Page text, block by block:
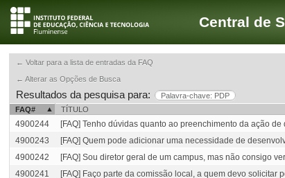
Central de
← Voltar para a lista de entradas da FAQ
← Alterar as Opções de Busca
Resultados da pesquisa para:
Palavra-chave: PDP
FAQ#
TÍTULO
4900244 [FAQ] Tenho dúvidas quanto ao preenchimento da ação
4900243
[FAQ] Quem pode adicionar uma necessidade de
4900242
[FAQ] Sou diretor geral de um campus, mas não consigo
4900241
[FAQ] Faço parte da comissão local, a quem devo